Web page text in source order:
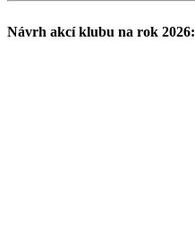
Návrh akcí klubu na rok 2026: